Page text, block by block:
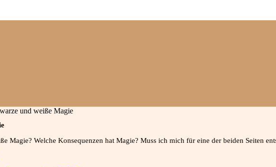
und weiße Magie
Magie? Welche Konsequenzen hat Magie? Muss ich mich für eine der beiden Seiten